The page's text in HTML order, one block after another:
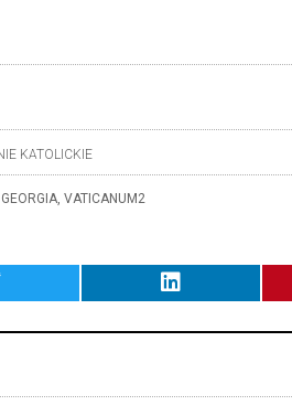
KATOLICKIE
GEORGIA, VATICANUM2